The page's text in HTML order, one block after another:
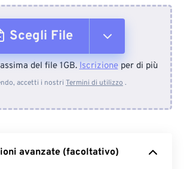
Scegli File
Dal dispositivo
Da Google Drive
del file 1GB.Iscrizioneper di più
accetti i nostri Termini di utilizzo .
avanzate (facoltativo)